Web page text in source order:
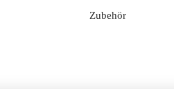
Zubehör